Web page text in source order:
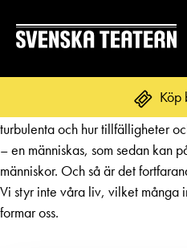
Köp
REPERTOAR & BILJETTER
Repertoar
Pjäsen var välskriven och
var något både för örat och ögat.
turbulenta och hur tillfälligheter
– en människas, som sedan kan
människor. Och så är det
Vi styr inte våra liv, vilket många
formar oss.